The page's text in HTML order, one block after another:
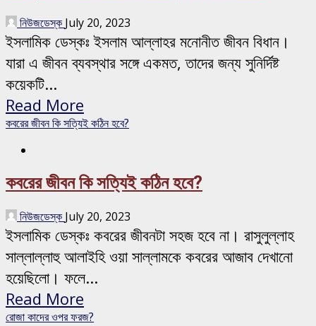
নিউজডেস্ক July 20, 2023
ইসলামিক ডেস্কঃ ইসলাম আল্লাহর মনোনীত জীবন বিধান।
যারা এ জীবন ব্যবস্থার সঙ্গে একমত, তাদের জন্য সুনির্দিষ্ট
কয়েকটি...
Read More
কবরের জীবন কি সত্যিই কঠিন হবে?
কবরের জীবন কি সত্যিই কঠিন হবে?
নিউজডেস্ক July 20, 2023
ইসলামিক ডেস্কঃ কবরের জীবনটা সহজ হবে না। রাসুলুল্লাহ
সাল্লাল্লাহু আলাইহি ওয়া সাল্লামকে কবরের আজাব দেখানো
হয়েছিলো। ফলে...
Read More
রোজা কাদের ওপর ফরজ?